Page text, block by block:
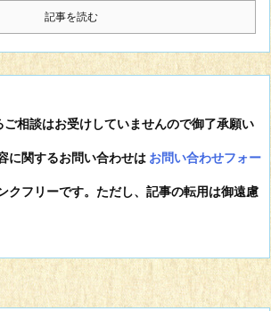
記事を読む
相談はお受けしていませんので御了承願い
に関するお問い合わせは お問い合わせフォー
クフリーです。ただし、記事の転用は御遠慮